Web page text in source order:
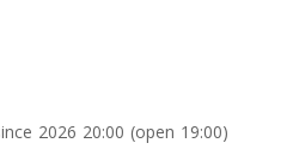
2026 20:00 (open 19:00)